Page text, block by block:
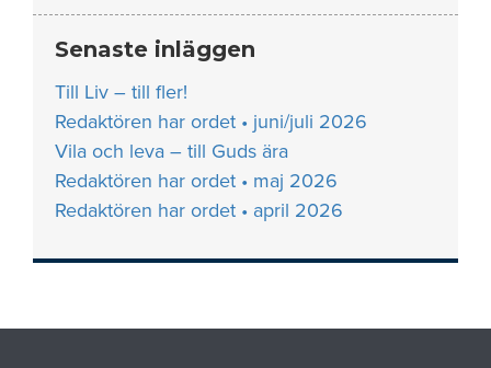
Senaste inläggen
Till Liv – till fler!
Redaktören har ordet • juni/juli 2026
Vila och leva – till Guds ära
Redaktören har ordet • maj 2026
Redaktören har ordet • april 2026